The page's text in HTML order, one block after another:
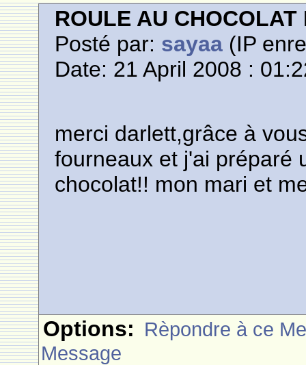
ROULE AU CHOCOLAT
Posté par: sayaa (IP
Date: 21 April 2008 :
merci darlett,grâce à
fourneaux et j'ai préparé
chocolat!! mon mari et
Options: Rèpondre à ce
Message